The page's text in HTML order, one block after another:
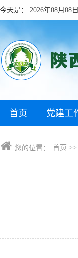
今天是： 2026年08月08
首页 党建工
您的位置： 首页 >>